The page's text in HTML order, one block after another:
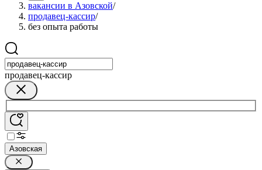
вакансии в Азовской/
продавец-кассир/
без опыта работы
продавец-кассир
Азовская